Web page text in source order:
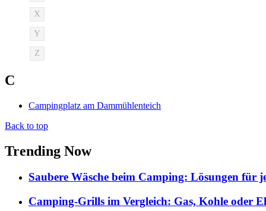
X
Y
Z
C
Campingplatz am Dammühlenteich
Back to top
Trending Now
Saubere Wäsche beim Camping: Lösungen für
Camping-Grills im Vergleich: Gas, Kohle oder